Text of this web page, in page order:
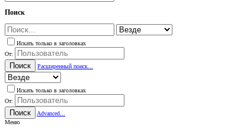
Поиск
Искать только в заголовках
От:
Поиск Расширенный поиск...
Искать только в заголовках
От:
Поиск
Advanced...
Меню